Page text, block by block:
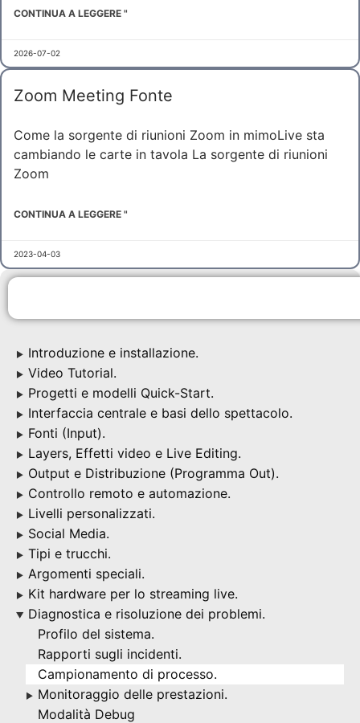
▶ Introduzione e installazione.
▶ Video Tutorial.
▶ Progetti e modelli Quick-Start.
▶ Interfaccia centrale e basi dello spettacolo.
▶ Fonti (Input).
▶ Layers, Effetti video e Live Editing.
▶ Output e Distribuzione (Programma Out).
▶ Controllo remoto e automazione.
▶ Livelli personalizzati.
▶ Social Media.
▶ Tipi e trucchi.
▶ Argomenti speciali.
▶ Kit hardware per lo streaming live.
▶
Diagnostica e risoluzione dei problemi.
Profilo del sistema.
Rapporti sugli incidenti.
Campionamento di processo.
▶ Monitoraggio delle prestazioni.
Modalità Debug
CONTINUA A LEGGERE "
2026-07-02
Zoom Meeting Fonte
Come la sorgente di riunioni Zoom in mimoLive sta
cambiando le carte in tavola La sorgente di riunioni
Zoom
CONTINUA A LEGGERE "
2023-04-03